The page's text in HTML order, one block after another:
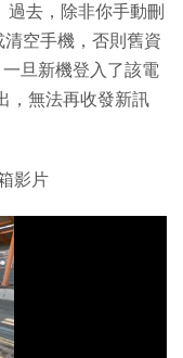
去，除非你手動刪
空手機，否則舊資
旦新機登入了該電
，無法再收發新訊
影片